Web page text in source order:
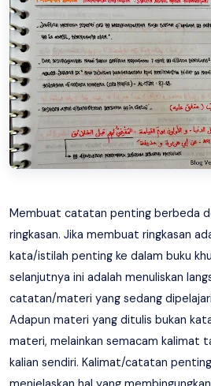
Membuat catatan penting berbeda
ringkasan. Jika membuat ringkasan
kata/istilah penting ke dalam buku
selanjutnya ini adalah menuliskan
catatan/materi yang sedang
Adapun materi yang ditulis bukan
materi, melainkan semacam kalimat
kalian sendiri. Kalimat/catatan